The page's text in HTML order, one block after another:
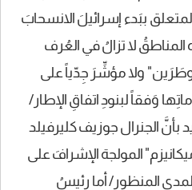
ببَدء إسرائيلَ الانسحابَ
لا تزالُ في العُرف
ولا مؤشِّرَ جِدّياً على
وَفقاً لبنودِ اتفاقِ الإطار/
بأنَّ الجنرال جوزيف كليرفيلد
المولجة الإشرافَ على
المنظور/ أما رئيسُ